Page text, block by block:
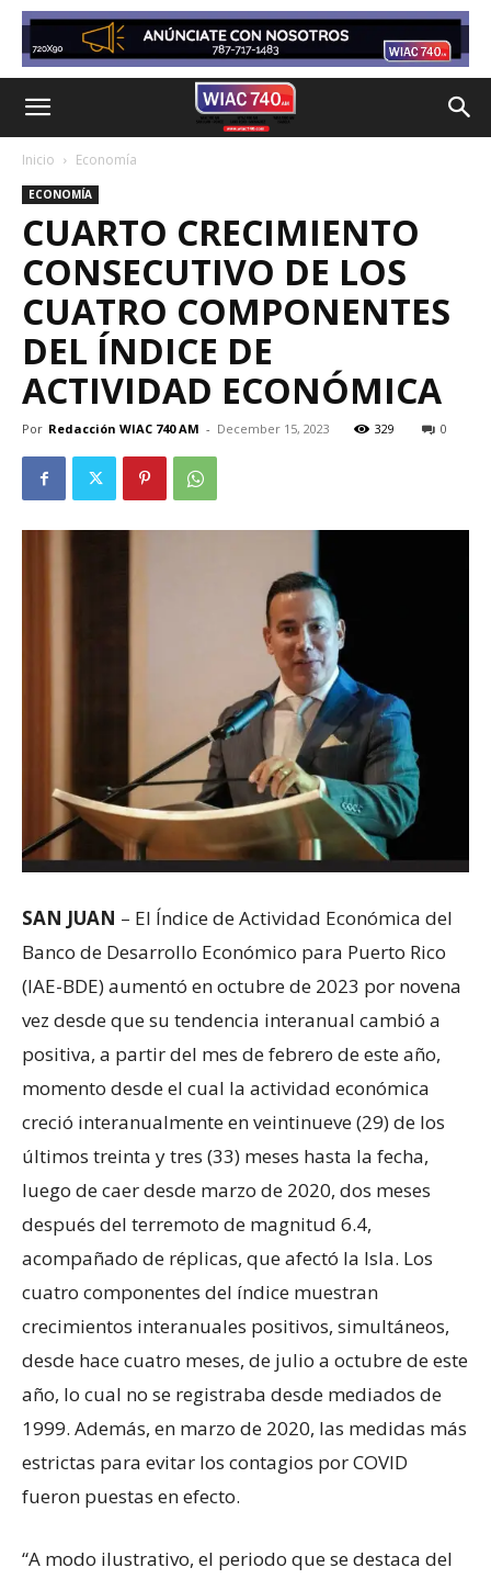
Inicio Economía
ECONOMÍA
CUARTO CRECIMIENTO
CONSECUTIVO DE LOS
CUATRO COMPONENTES
DEL ÍNDICE DE
ACTIVIDAD ECONÓMICA
Por Redacción WIAC 740 AM - December 15, 2023 329 0
SAN JUAN – El Índice de Actividad Económica del
Banco de Desarrollo Económico para Puerto Rico
(IAE-BDE) aumentó en octubre de 2023 por novena
vez desde que su tendencia interanual cambió a
positiva, a partir del mes de febrero de este año,
momento desde el cual la actividad económica
creció interanualmente en veintinueve (29) de los
últimos treinta y tres (33) meses hasta la fecha,
luego de caer desde marzo de 2020, dos meses
después del terremoto de magnitud 6.4,
acompañado de réplicas, que afectó la Isla. Los
cuatro componentes del índice muestran
crecimientos interanuales positivos, simultáneos,
desde hace cuatro meses, de julio a octubre de este
año, lo cual no se registraba desde mediados de
1999. Además, en marzo de 2020, las medidas más
estrictas para evitar los contagios por COVID
fueron puestas en efecto.
“A modo ilustrativo, el periodo que se destaca del